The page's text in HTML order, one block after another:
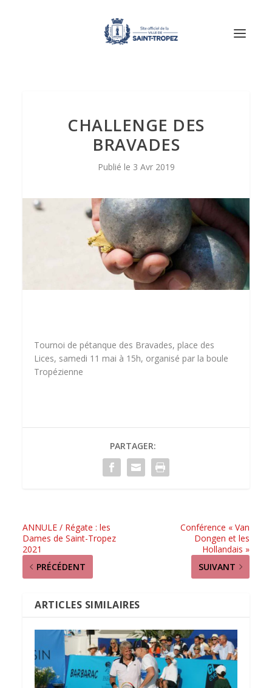
CHALLENGE DES
BRAVADES
3 Avr 2019
Tournoi de pétanque des Bravades, place des
Lices, samedi 11 mai à 15h, organisé par la boule
Tropézienne
PARTAGER:
ANNULE / Régate : les
Dames de Saint-Tropez
2021
PRÉCÉDENT
Conférence « Van
Dongen et les
Hollandais »
SUIVANT
ARTICLES SIMILAIRES